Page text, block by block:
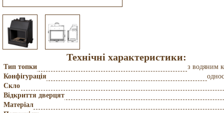
Технічні характеристики:
Тип топки
з водяним
Конфігурація
Скло
Відкриття дверцят
Матеріал